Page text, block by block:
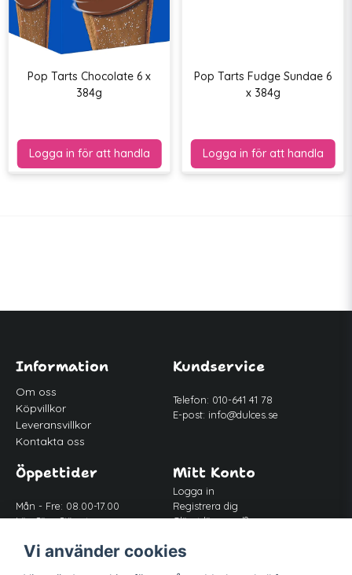
Pop Tarts Chocolate 6 x
384g
Pop Tarts Fudge Sundae 6
x 384g
Information
Om oss
Köpvillkor
Leveransvillkor
Kontakta oss
Kundservice
Telefon: 010-641 41 78
E-post: info@dulces.se
Öppettider
Mån - Fre: 08.00-17.00
Lör-Sön: Stängt
Mitt Konto
Logga in
Registrera dig
Glömt lösenord?
Vi använder cookies